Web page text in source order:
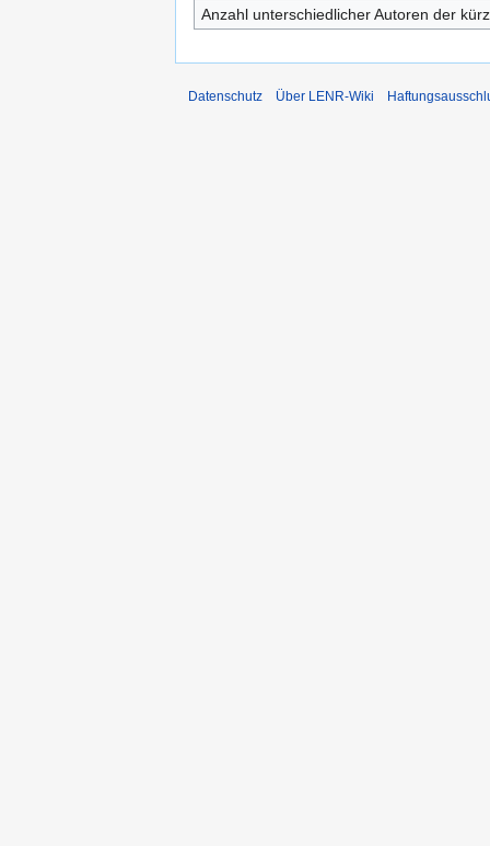
Anzahl unterschiedlicher Autoren der
Datenschutz Über LENR-Wiki